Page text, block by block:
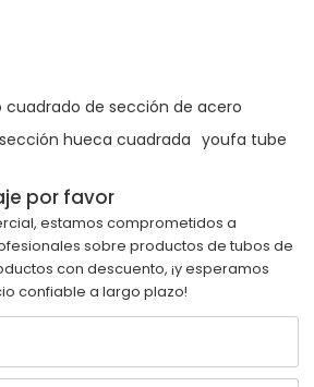
cuadrado de sección de acero
sección hueca cuadrada youfa tube
por favor
estamos comprometidos a
sobre productos de tubos de
con descuento, ¡y esperamos
confiable a largo plazo!